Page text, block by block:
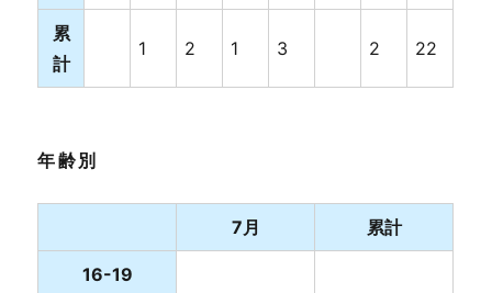
累
計
1 2 1 3 2 22
年齢別
7月 累計
16-19